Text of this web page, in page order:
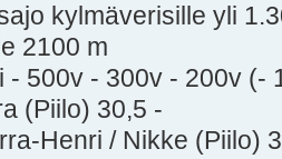
kylmäverisille yli
2100 m
- 500v - 300v - 200v (-
(Piilo) 30,5 -
Henri / Nikke (Piilo)